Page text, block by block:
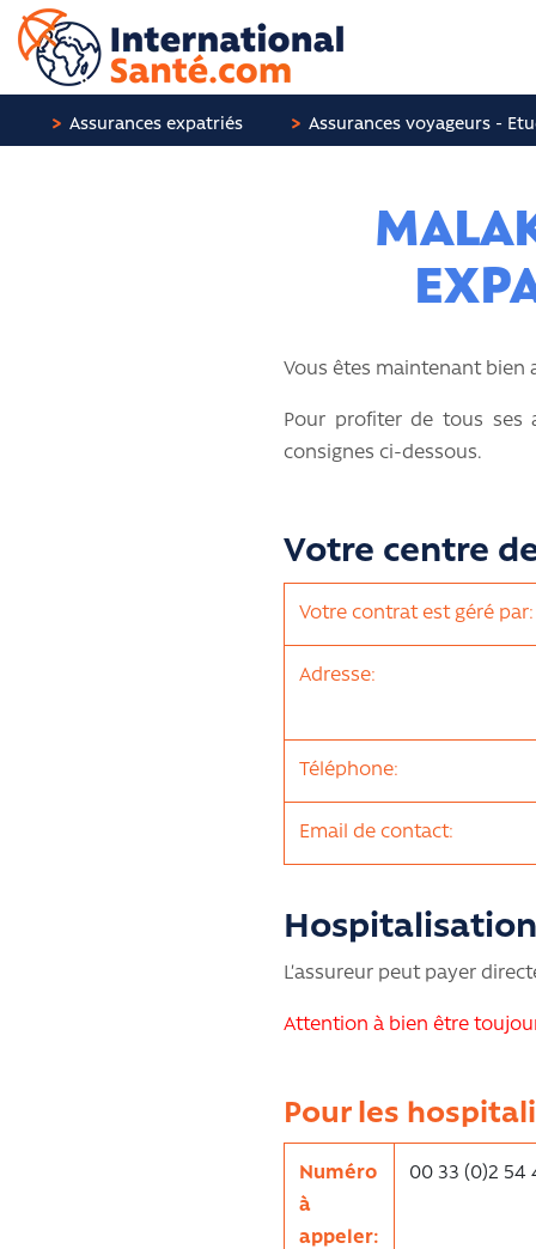
Assurances expatriés Assurances voyageurs -
Vous êtes maintenant bien
Pour profiter de tous ses
consignes ci-dessous.
Votre centre
Votre contrat est géré par:
Adresse:
Téléphone:
Email de contact:
L’assureur peut payer
Attention à bien être
Pour les
Numéro
à
appeler:
00 33 (0)2 54
Panneau de gestion des cookies